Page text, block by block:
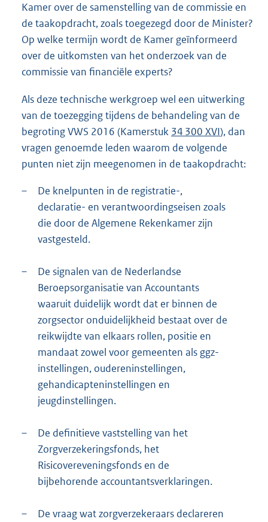
Kamer over de samenstelling van de commissie en
de taakopdracht, zoals toegezegd door de Minister?
Op welke termijn wordt de Kamer geïnformeerd
over de uitkomsten van het onderzoek van de
commissie van financiële experts?
Als deze technische werkgroep wel een uitwerking
van de toezegging tijdens de behandeling van de
begroting VWS 2016 (Kamerstuk 34 300 XVI), dan
vragen genoemde leden waarom de volgende
punten niet zijn meegenomen in de taakopdracht:
–
De knelpunten in de registratie-,
declaratie- en verantwoordingseisen zoals
die door de Algemene Rekenkamer zijn
vastgesteld.
–
De signalen van de Nederlandse
Beroepsorganisatie van Accountants
waaruit duidelijk wordt dat er binnen de
zorgsector onduidelijkheid bestaat over de
reikwijdte van elkaars rollen, positie en
mandaat zowel voor gemeenten als ggz-
instellingen, oudereninstellingen,
gehandicapteninstellingen en
jeugdinstellingen.
–
De definitieve vaststelling van het
Zorgverzekeringsfonds, het
Risicovereveningsfonds en de
bijbehorende accountantsverklaringen.
–
De vraag wat zorgverzekeraars declareren